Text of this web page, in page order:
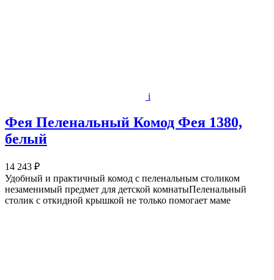
i
Фея Пеленальный Комод Фея 1380,
белый
14 243 ₽
Удобный и практичный комод с пеленальным столиком
незаменимый предмет для детской комнатыПеленальный
столик с откидной крышкой не только помогает маме